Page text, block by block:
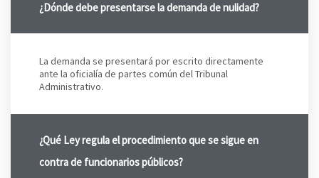
¿Dónde debe presentarse la demanda de nulidad?
La demanda se presentará por escrito directamente
ante la oficialía de partes común del Tribunal
Administrativo.
¿Qué Ley regula el procedimiento que se sigue en
contra de funcionarios públicos?